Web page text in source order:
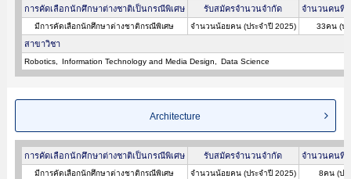
การคัดเลือกนักศึกษาต่างชาติเป็นกรณีพิเศษ รับสมัครจำนวนจำกัด จำนวนคนที่
มีการคัดเลือกนักศึกษาต่างชาติกรณีพิเศษ จำนวนน้อยคน (ประจำปี 2025) 33คน (ป
สาขาวิชา
Robotics Information Technology and Media Design Data Science
Architecture
การคัดเลือกนักศึกษาต่างชาติเป็นกรณีพิเศษ รับสมัครจำนวนจำกัด จำนวนคนที่
มีการคัดเลือกนักศึกษาต่างชาติกรณีพิเศษ จำนวนน้อยคน (ประจำปี 2025) 8คน (ปร